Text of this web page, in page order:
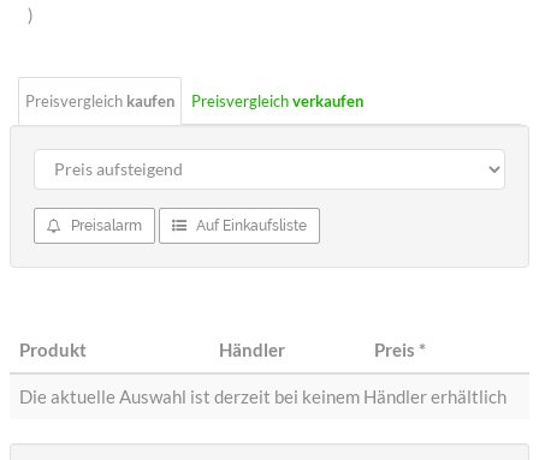
)
Preisvergleich kaufen Preisvergleichverkaufen
Preisalarm Auf Einkaufsliste
Produkt Händler Preis *
Die aktuelle Auswahl ist derzeit bei keinem Händler erhältlich